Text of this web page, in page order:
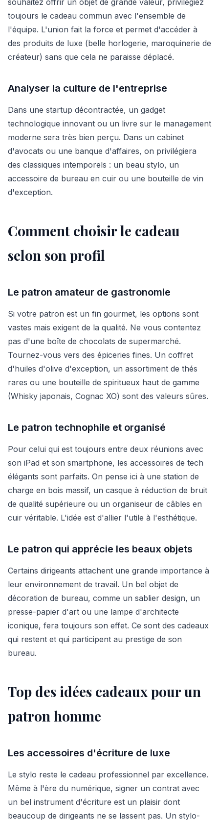
toujours le cadeau commun avec l'ensemble de
l'équipe. L'union fait la force et permet d'accéder à
des produits de luxe (belle horlogerie, maroquinerie de
créateur) sans que cela ne paraisse déplacé.
Analyser la culture de l'entreprise
Dans une startup décontractée, un gadget
technologique innovant ou un livre sur le management
moderne sera très bien perçu. Dans un cabinet
d'avocats ou une banque d'affaires, on privilégiera
des classiques intemporels : un beau stylo, un
accessoire de bureau en cuir ou une bouteille de vin
d'exception.
Comment choisir le cadeau
selon son profil
Le patron amateur de gastronomie
Si votre patron est un fin gourmet, les options sont
vastes mais exigent de la qualité. Ne vous contentez
pas d'une boîte de chocolats de supermarché.
Tournez-vous vers des épiceries fines. Un coffret
d'huiles d'olive d'exception, un assortiment de thés
rares ou une bouteille de spiritueux haut de gamme
(Whisky japonais, Cognac XO) sont des valeurs sûres.
Le patron technophile et organisé
Pour celui qui est toujours entre deux réunions avec
son iPad et son smartphone, les accessoires de tech
élégants sont parfaits. On pense ici à une station de
charge en bois massif, un casque à réduction de bruit
de qualité supérieure ou un organiseur de câbles en
cuir véritable. L'idée est d'allier l'utile à l'esthétique.
Le patron qui apprécie les beaux objets
Certains dirigeants attachent une grande importance à
leur environnement de travail. Un bel objet de
décoration de bureau, comme un sablier design, un
presse-papier d'art ou une lampe d'architecte
iconique, fera toujours son effet. Ce sont des cadeaux
qui restent et qui participent au prestige de son
bureau.
Top des idées cadeaux pour un
patron homme
Les accessoires d'écriture de luxe
Le stylo reste le cadeau professionnel par excellence.
Même à l'ère du numérique, signer un contrat avec
un bel instrument d'écriture est un plaisir dont
beaucoup de dirigeants ne se lassent pas. Un stylo-